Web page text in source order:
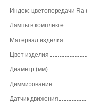
Индекс цветопередачи Ra
Лампы в комплекте
Материал изделия
Цвет изделия
Диаметр (мм)
Диммирование
Датчик движения